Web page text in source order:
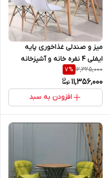
میز و صندلی غذاخوری پایه
ایفلی ۴ نفره خانه و آشپزخانه
12,325,000
7%
11,356,000
افزودن به سبد